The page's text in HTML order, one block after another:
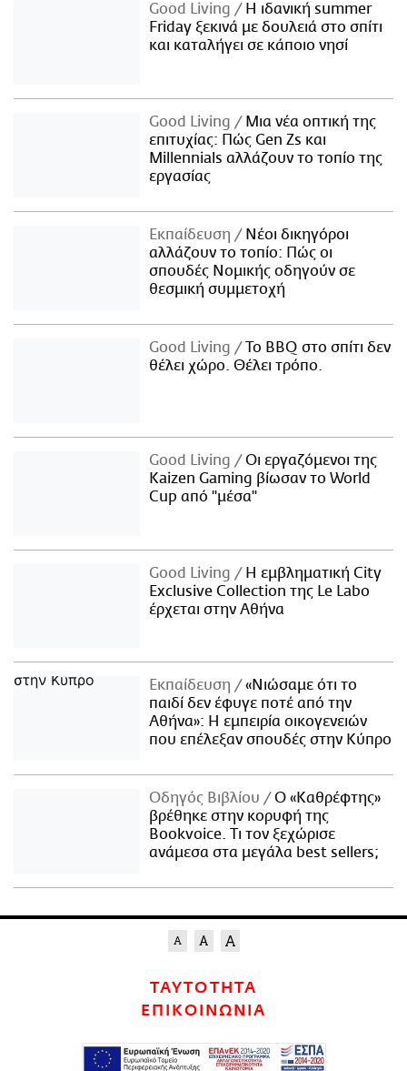
Good Living
Η ιδανική summer
Friday ξεκινά με δουλειά στο σπίτι
και καταλήγει σε κάποιο νησί
Good Living
Μια νέα οπτική της
επιτυχίας: Πώς Gen Zs και
Millennials αλλάζουν το τοπίο της
εργασίας
Εκπαίδευση
Νέοι δικηγόροι
αλλάζουν το τοπίο: Πώς οι
σπουδές Νομικής οδηγούν σε
θεσμική συμμετοχή
Good Living
Το BBQ στο σπίτι δεν
θέλει χώρο. Θέλει τρόπο.
Good Living
Οι εργαζόμενοι της
Kaizen Gaming βίωσαν το World
Cup από "μέσα"
Good Living
Η εμβληματική City
Exclusive Collection της Le Labo
έρχεται στην Αθήνα
Εκπαίδευση
«Νιώσαμε ότι το
παιδί δεν έφυγε ποτέ από την
Αθήνα»: Η εμπειρία οικογενειών
που επέλεξαν σπουδές στην Κύπρο
Οδηγός Βιβλίου
Ο «Καθρέφτης»
βρέθηκε στην κορυφή της
Bookvoice. Τι τον ξεχώρισε
ανάμεσα στα μεγάλα best sellers;
ΤΑΥΤΟΤΗΤΑ
ΕΠΙΚΟΙΝΩΝΙΑ